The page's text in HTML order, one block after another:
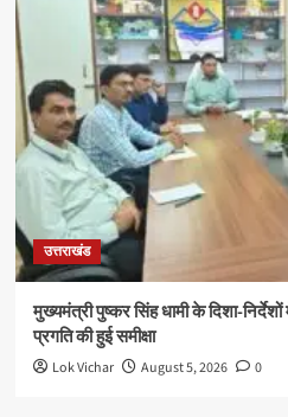
उत्तराखंड
मुख्यमंत्री पुष्कर सिंह धामी के दिशा-
प्रगति की हुई समीक्षा
Lok Vichar August 5, 2026 0